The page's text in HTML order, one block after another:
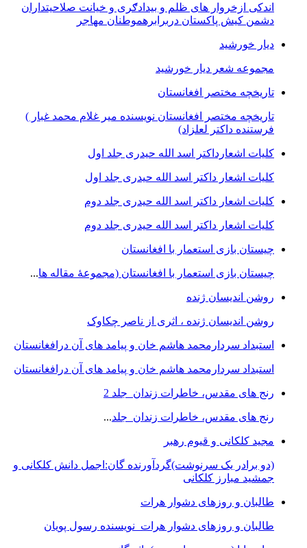
اندکی ازخروار ھای ظلم و بیدادګری و خیانت صلاحیتداران
دشمن کیش پاکستان دربرابرھموطنان مھاجر
دیار خورشید
مجموعه شعر دیار خورشید
تاریخچه مختصر افغانستان
تاریخچه مختصر افغانستان نویسنده میر غلام محمد غبار )
فرستنده داکتر لعلزاد)
کلیات اشعارداکتر اسد الله حیدری جلد اول
کلیات اشعار داکتر اسد الله حیدری جلد اول
کلیات اشعار داکتر اسد الله حیدری جلد دوم
کلیات اشعار داکتر اسد الله حیدری جلد دوم
چيستان بازی استعمار با افغانستان
چيستان بازی استعمار با افغانستان (مجموعۀ مقاله ها...
روشن اندیسان ژنده
روشن اندیسان ژنده ، اثری از ناصر چکاوک
استبداد سردارمحمد هاشم خان و پیامد های آن درافغانستان
استبداد سردارمحمد هاشم خان و پیامد های آن درافغانستان
رنج های مقدس، خاطرات زندان جلد 2
رنج های مقدس، خاطرات زندان جلد...
مجید کلکانی و قیوم رهبر
(دو برادر یک سرنوشت)گردآورنده گان:اجمل دانش کلکانی و
جمشید مبارز کلکانی
طالبان و روزهای دشوار هرات
طالبان و روزهای دشوار هرات نویسنده رسول پویان